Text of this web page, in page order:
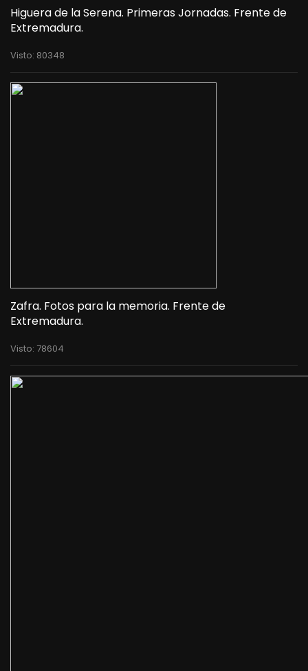
Higuera de la Serena. Primeras Jornadas. Frente de
Extremadura.
Visto: 80348
Zafra. Fotos para la memoria. Frente de
Extremadura.
Visto: 78604